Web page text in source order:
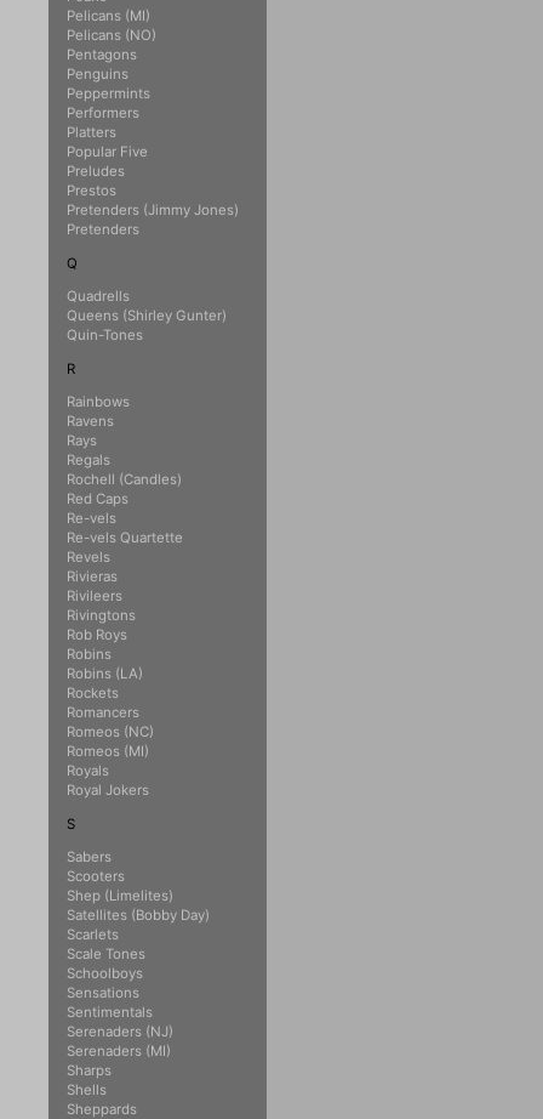
Pelicans (MI)
Pelicans (NO)
Pentagons
Penguins
Peppermints
Performers
Platters
Popular Five
Preludes
Prestos
Pretenders (Jimmy Jones)
Pretenders
Q
Quadrells
Queens (Shirley Gunter)
Quin-Tones
R
Rainbows
Ravens
Rays
Regals
Rochell (Candles)
Red Caps
Re-vels
Re-vels Quartette
Revels
Rivieras
Rivileers
Rivingtons
Rob Roys
Robins
Robins (LA)
Rockets
Romancers
Romeos (NC)
Romeos (MI)
Royals
Royal Jokers
S
Sabers
Scooters
Shep (Limelites)
Satellites (Bobby Day)
Scarlets
Scale Tones
Schoolboys
Sensations
Sentimentals
Serenaders (NJ)
Serenaders (MI)
Sharps
Shells
Sheppards